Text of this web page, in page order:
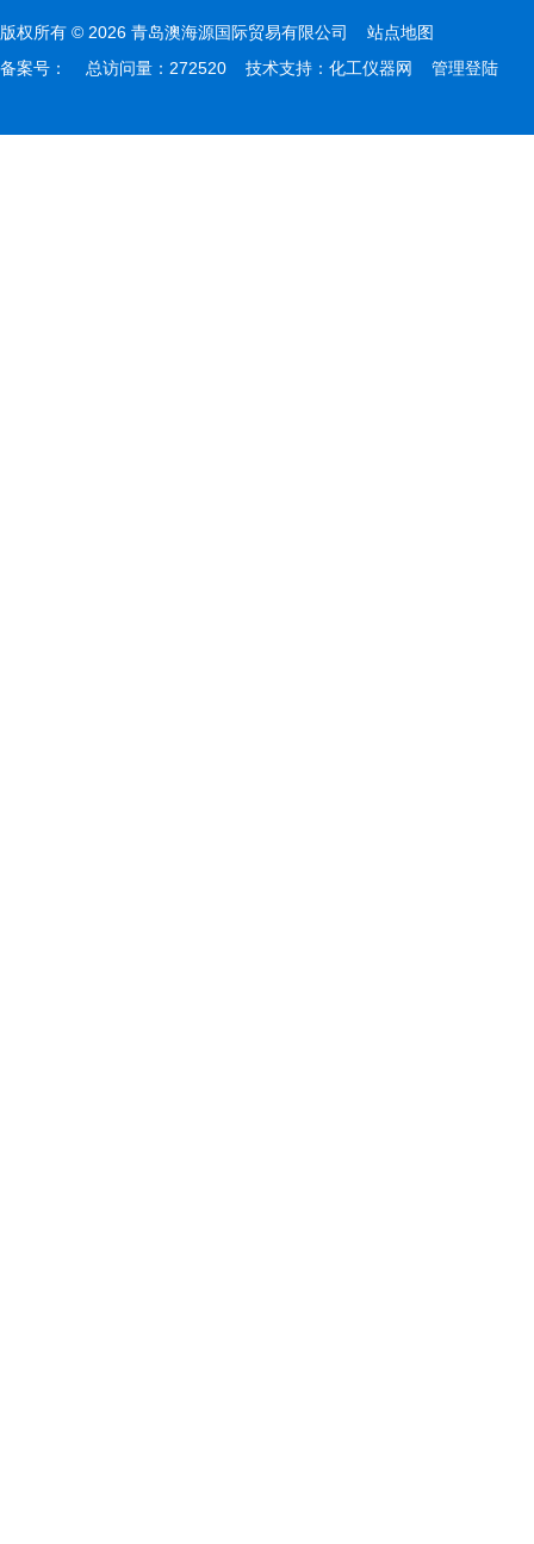
版权所有 © 2026 青岛澳海源国际贸易有限公司 站点地图
备案号：
总访问量：272520 技术支持： 化工仪器网 管理登陆